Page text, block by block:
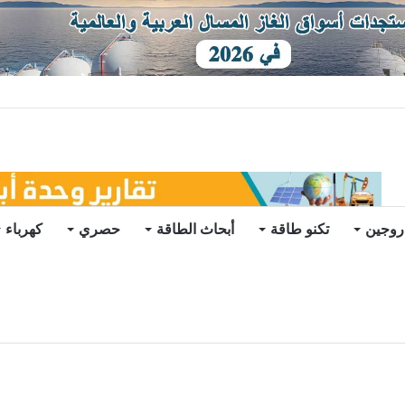
تكنو طاقة أبحاث الطاقة حصري كهرباء